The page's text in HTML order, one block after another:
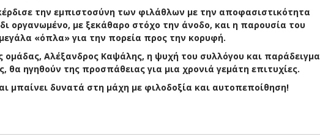
την εμπιστοσύνη των φιλάθλων με την αποφασιστικότητα
οργανωμένο, με ξεκάθαρο στόχο την άνοδο, και η παρουσία του
«όπλα» για την πορεία προς την κορυφή.
Αλέξανδρος Καψάλης, η ψυχή του συλλόγου και παράδειγμα
θα ηγηθούν της προσπάθειας για μια χρονιά γεμάτη επιτυχίες.
μπαίνει δυνατά στη μάχη με φιλοδοξία και αυτοπεποίθηση!